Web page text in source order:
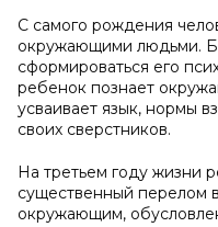
С самого рождения
окружающими людьми.
сформироваться его
ребенок познает
усваивает язык, нормы
своих сверстников.
На третьем году жизни
существенный перелом
окружающим,